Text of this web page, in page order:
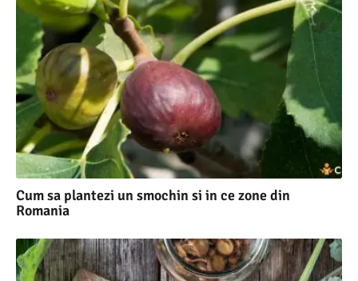
Cum sa plantezi un smochin si in ce zone din
Romania